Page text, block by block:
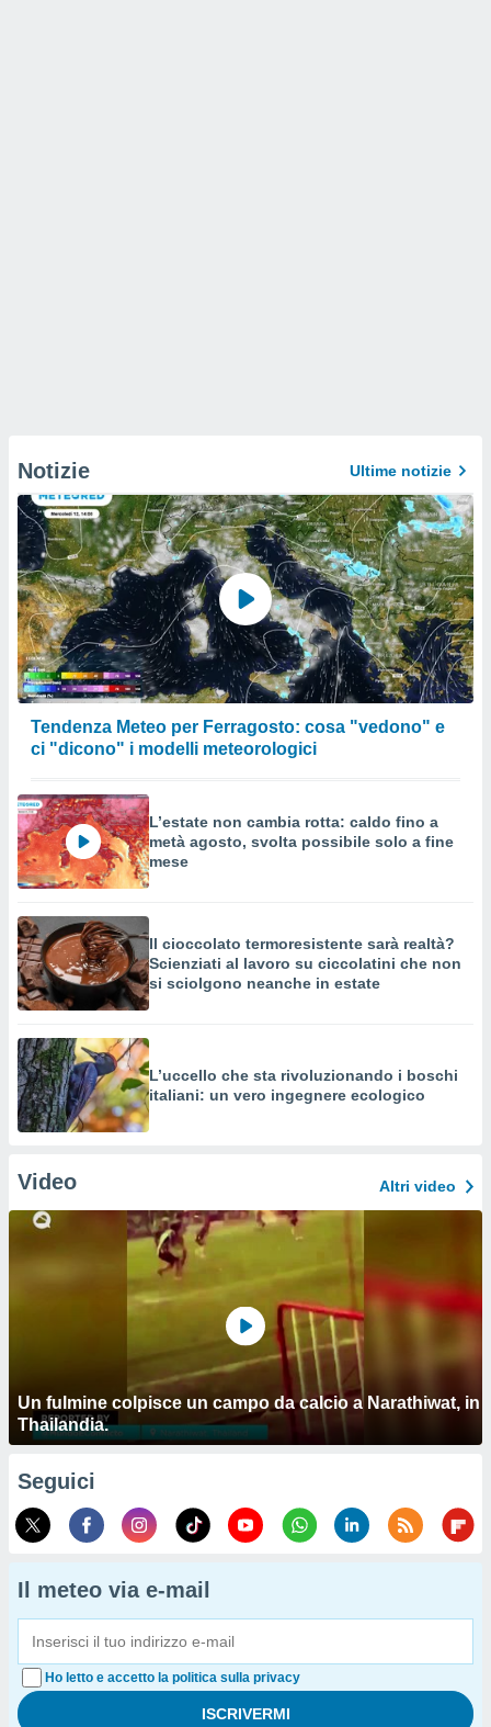
Notizie Ultime notizie
Tendenza Meteo per Ferragosto: cosa "vedono" e
ci "dicono" i modelli meteorologici
L’estate non cambia rotta: caldo fino a
metà agosto, svolta possibile solo a fine
mese
Il cioccolato termoresistente sarà realtà?
Scienziati al lavoro su ciccolatini che non
si sciolgono neanche in estate
L’uccello che sta rivoluzionando i boschi
italiani: un vero ingegnere ecologico
Video Altri video
Un fulmine colpisce un campo da calcio a Narathiwat, in
Thailandia.
Seguici
Il meteo via e-mail
Ho letto e accetto la politica sulla privacy